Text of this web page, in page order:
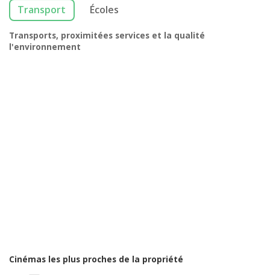
Transport Écoles
Transports, proximitées services et la qualité
l'environnement
Cinémas les plus proches de la propriété